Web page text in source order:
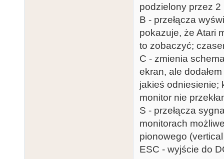
podzielony przez 2
B - przełącza
pokazuje, że Atari
to zobaczyć;
C - zmienia
ekran, ale
jakieś odniesienie;
monitor nie
S - przełącza
monitorach
pionowego
ESC - wyjście do